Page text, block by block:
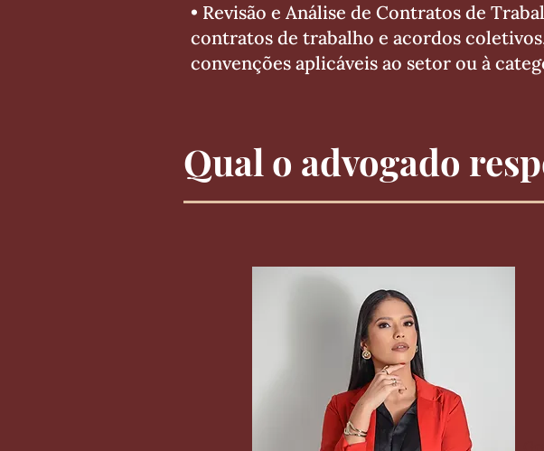
• Revisão e Análise de Contratos de
contratos de trabalho e acordos
convenções aplicáveis ao setor ou à
Qual o advogado